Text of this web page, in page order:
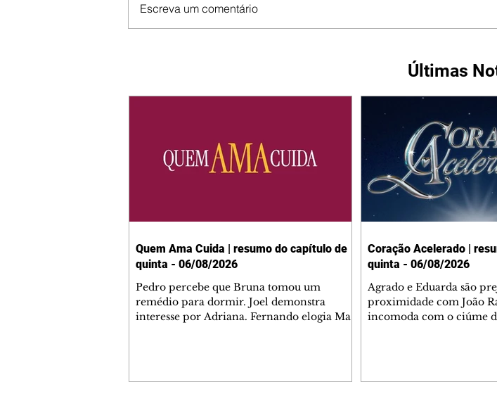
Escreva um comentário
Últimas
Quem Ama Cuida | resumo do capítulo de
quinta - 06/08/2026
Pedro percebe que Bruna tomou um
remédio para dormir. Joel demonstra
interesse por Adriana. Fernando elogia Mau
Coração Acelerado |
quinta - 06/08/2026
Agrado e Eduarda são
proximidade com João
incomoda com o ciúme